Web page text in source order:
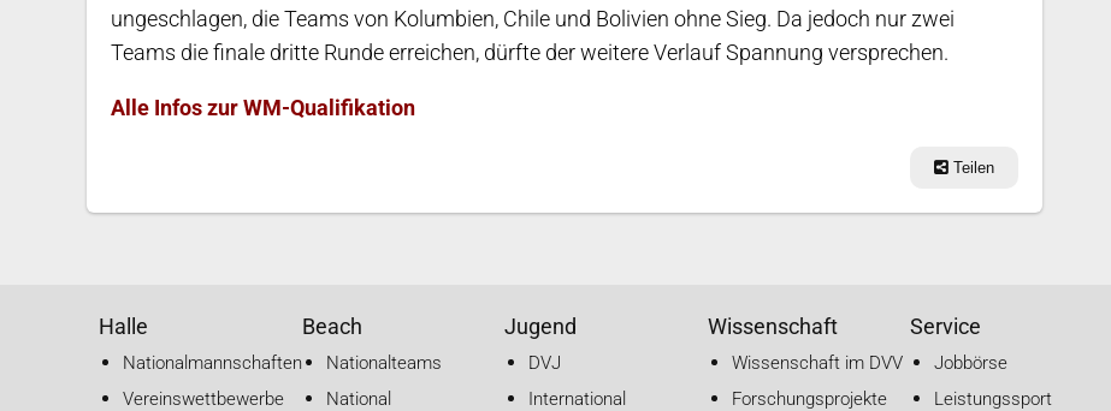
ungeschlagen, die Teams von Kolumbien, Chile und Bolivien ohne Sieg. Da jedoch nur zwei
Teams die finale dritte Runde erreichen, dürfte der weitere Verlauf Spannung versprechen.
Alle Infos zur WM-Qualifikation
Teilen
Halle
Nationalmannschaften
Vereinswettbewerbe
Beach
Nationalteams
National
Jugend
DVJ
International
Wissenschaft
Wissenschaft im DVV
Forschungsprojekte
Service
Jobbörse
Leistungssport